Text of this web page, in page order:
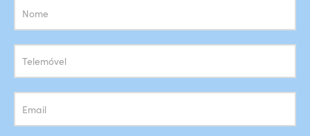
Subscrição
Newsletter